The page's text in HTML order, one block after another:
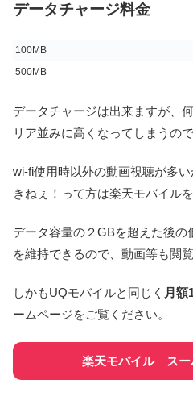
データチャージ料金
100MB
500MB
データチャージは出来ますが、
リア並みに高くなってしまうの
wi-fi使用時以外の動画視聴が多
きねぇ！って方は楽天モバイル
データ容量の２GBを超えた後
を維持できるので、動画等も閲覧
しかもUQモバイルと同じく 月額
ームページをご覧ください。
楽天モバイル スー